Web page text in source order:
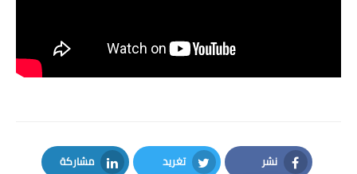
نشر تغريد مشاركة